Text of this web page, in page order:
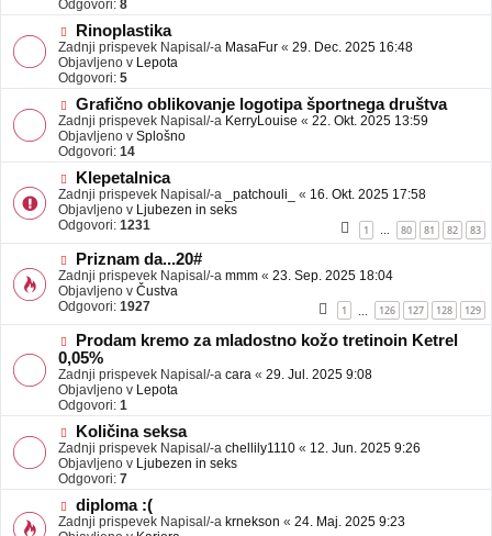
v
e
o
j
a
v
e
Odgovori: 8
N
o
v
e
o
b
j
a
v
e
Rinoplastika
Zadnji prispevek Napisal/-a MasaFur « 29. Dec. 2025 16:48
Objavljeno v Lepota
Odgovori: 5
N
o
v
e
o
j
a
v
e
Grafično oblikovanje logotipa športnega društva
Zadnji prispevek Napisal/-a KerryLouise « 22. Okt. 2025 13:59
Objavljeno v Splošno
Odgovori: 14
N
o
v
e
b
a
v
e
Klepetalnica
Zadnji prispevek Napisal/-a _patchouli_ « 16. Okt. 2025 17:58
Objavljeno v Ljubezen in seks
Odgovori: 1231 1 80 81 82 83
N
o
v
e
o
b
j
a
v
e
Priznam da...20#
Zadnji prispevek Napisal/-a mmm « 23. Sep. 2025 18:04
Objavljeno v Čustva
Odgovori: 1927 1 126 127 128 129
N
o
v
e
o
b
a
v
e
Prodam kremo za mladostno kožo tretinoin Ketrel
0,05%
Zadnji prispevek Napisal/-a cara « 29. Jul. 2025 9:08
Objavljeno v Lepota
Odgovori: 1
N
o
v
e
o
b
j
Količina seksa
Zadnji prispevek Napisal/-a chellily1110 « 12. Jun. 2025 9:26
Objavljeno v Ljubezen in seks
Odgovori: 7
N
o
diploma :(
Zadnji prispevek Napisal/-a krnekson « 24. Maj. 2025 9:23